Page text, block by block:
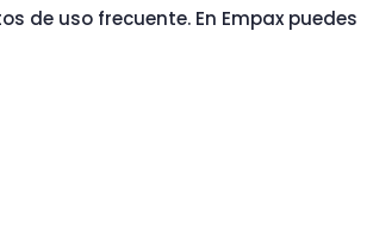
de uso frecuente. En Empax puedes